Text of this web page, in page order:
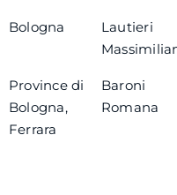
Bologna
Lautieri
Province di
Bologna,
Ferrara
Baroni
Romana